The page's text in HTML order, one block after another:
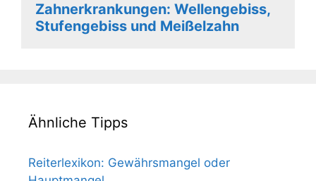
Zahnerkrankungen: Wellengebiss,
Stufengebiss und Meißelzahn
Ähnliche Tipps
Reiterlexikon: Gewährsmangel oder